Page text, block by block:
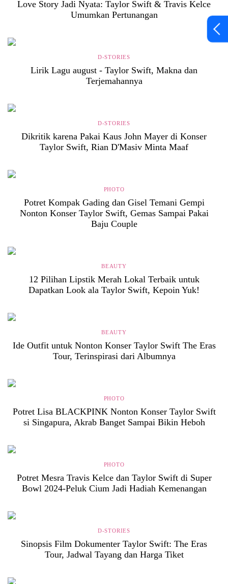
Love Story Jadi Nyata: Taylor Swift & Travis Kelce
Umumkan Pertunangan
D-STORIES
Lirik Lagu august - Taylor Swift, Makna dan
Terjemahannya
D-STORIES
Dikritik karena Pakai Kaus John Mayer di Konser
Taylor Swift, Rian D'Masiv Minta Maaf
PHOTO
Potret Kompak Gading dan Gisel Temani Gempi
Nonton Konser Taylor Swift, Gemas Sampai Pakai
Baju Couple
BEAUTY
12 Pilihan Lipstik Merah Lokal Terbaik untuk
Dapatkan Look ala Taylor Swift, Kepoin Yuk!
BEAUTY
Ide Outfit untuk Nonton Konser Taylor Swift The Eras
Tour, Terinspirasi dari Albumnya
PHOTO
Potret Lisa BLACKPINK Nonton Konser Taylor Swift
si Singapura, Akrab Banget Sampai Bikin Heboh
PHOTO
Potret Mesra Travis Kelce dan Taylor Swift di Super
Bowl 2024-Peluk Cium Jadi Hadiah Kemenangan
D-STORIES
Sinopsis Film Dokumenter Taylor Swift: The Eras
Tour, Jadwal Tayang dan Harga Tiket